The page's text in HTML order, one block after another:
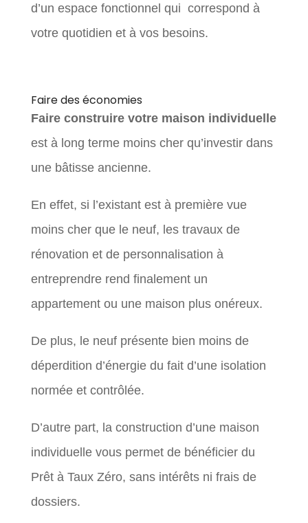
d’un espace fonctionnel qui correspond à
votre quotidien et à vos besoins.
Faire des économies
Faire construire votre maison individuelle
est à long terme moins cher qu’investir dans
une bâtisse ancienne.
En effet, si l’existant est à première vue
moins cher que le neuf, les travaux de
rénovation et de personnalisation à
entreprendre rend finalement un
appartement ou une maison plus onéreux.
De plus, le neuf présente bien moins de
déperdition d’énergie du fait d’une isolation
normée et contrôlée.
D’autre part, la construction d’une maison
individuelle vous permet de bénéficier du
Prêt à Taux Zéro, sans intérêts ni frais de
dossiers.